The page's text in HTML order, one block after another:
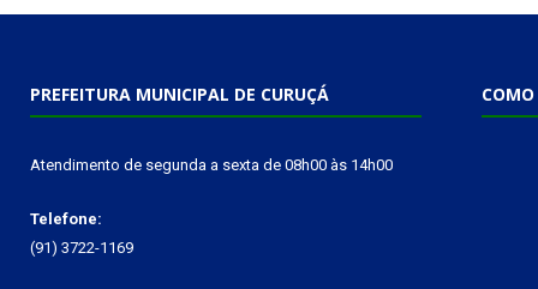
PREFEITURA MUNICIPAL DE CURUÇÁ
Atendimento de segunda a sexta de 08h00 às 14h00
Telefone:
(91) 3722-1169
COMO